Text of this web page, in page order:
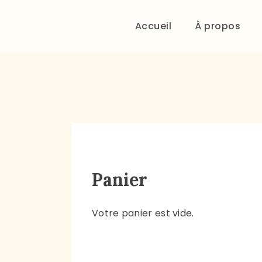
Accueil À propos
Panier
Votre panier est vide.